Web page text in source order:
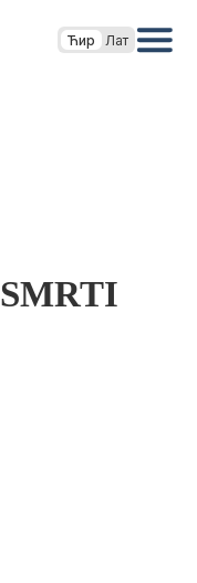
Ћир Лат